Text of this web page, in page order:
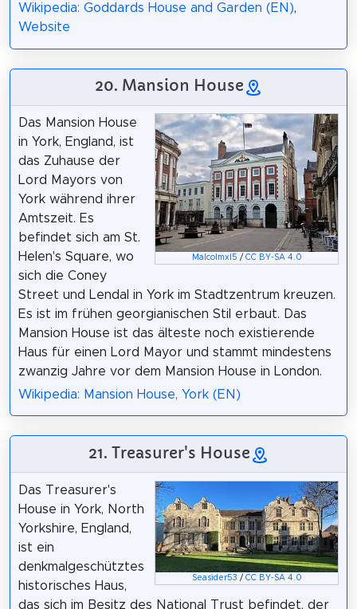
Wikipedia: Goddards House and Garden (EN),
Website
20. Mansion House
Malcolmxl5 / CC BY-SA 4.0
Das Mansion House
in York, England, ist
das Zuhause der
Lord Mayors von
York während ihrer
Amtszeit. Es
befindet sich am St.
Helen's Square, wo
sich die Coney
Street und Lendal in York im Stadtzentrum kreuzen.
Es ist im frühen georgianischen Stil erbaut. Das
Mansion House ist das älteste noch existierende
Haus für einen Lord Mayor und stammt mindestens
zwanzig Jahre vor dem Mansion House in London.
Wikipedia: Mansion House, York (EN)
21. Treasurer's House
Seasider53 / CC BY-SA 4.0
Das Treasurer's
House in York, North
Yorkshire, England,
ist ein
denkmalgeschütztes
historisches Haus,
das sich im Besitz des National Trust befindet, der